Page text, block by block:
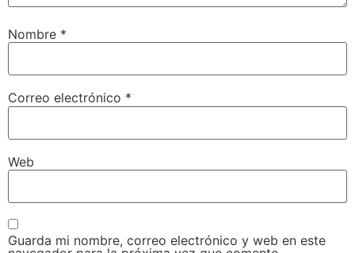
Nombre *
Correo electrónico *
Web
Guarda mi nombre, correo electrónico y web en este